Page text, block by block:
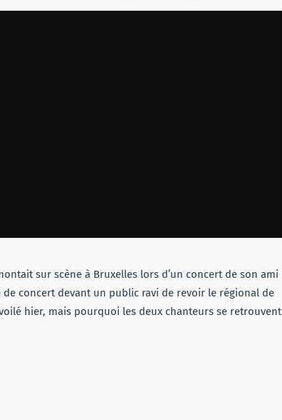
sur scène à Bruxelles lors d’un concert de son ami
de concertdevant un public ravi de revoir le régional de
hier, mais pourquoi les deux chanteurs se retrouvent